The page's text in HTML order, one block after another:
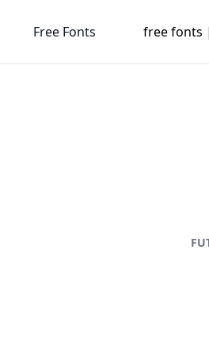
Free Fonts free fonts